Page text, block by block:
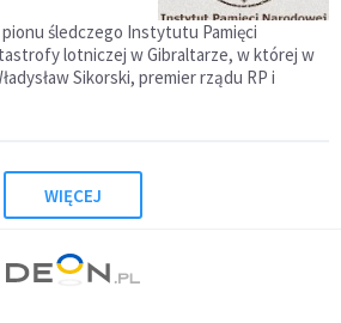
śledczego Instytutu Pamięci
lotniczej w Gibraltarze, w której w
Sikorski, premier rządu RP i
WIĘCEJ